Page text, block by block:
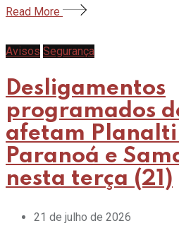
Read More
Avisos Segurança
Desligamentos
programados
afetam
Paranoá e
nesta terça (21)
21 de julho de 2026